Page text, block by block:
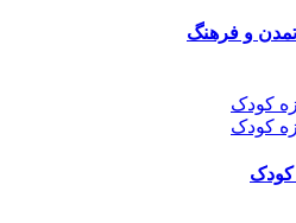
تمدن و فرهنگ
کودک